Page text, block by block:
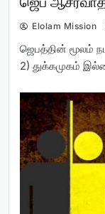
Elolam Mission
ஜெபத்தின் மூலம்
2) துக்கமுகம்